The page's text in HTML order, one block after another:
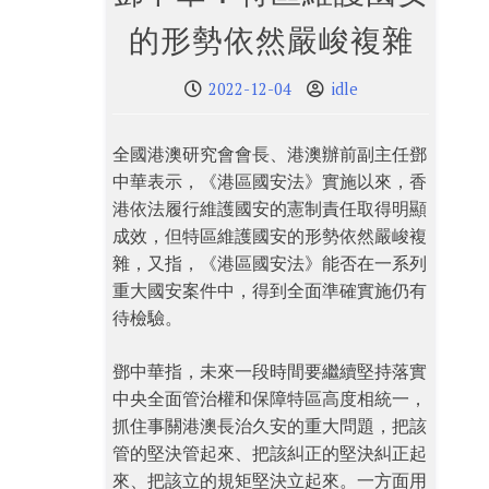
的形勢依然嚴峻複雜
2022-12-04 idle
全國港澳研究會會長、港澳辦前副主任鄧
中華表示，《港區國安法》實施以來，香
港依法履行維護國安的憲制責任取得明顯
成效，但特區維護國安的形勢依然嚴峻複
雜，又指，《港區國安法》能否在一系列
重大國安案件中，得到全面準確實施仍有
待檢驗。
鄧中華指，未來一段時間要繼續堅持落實
中央全面管治權和保障特區高度相統一，
抓住事關港澳長治久安的重大問題，把該
管的堅決管起來、把該糾正的堅決糾正起
來、把該立的規矩堅決立起來。一方面用